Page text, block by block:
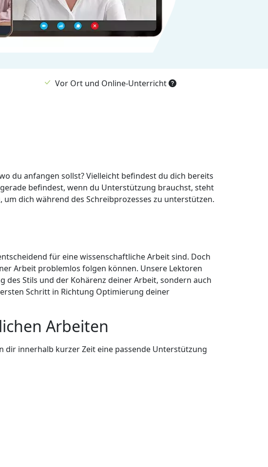
Vor Ort und Online-Unterricht
du anfangen sollst? Vielleicht befindest du dich bereits
befindest, wenn du Unterstützung brauchst, steht
dich während des Schreibprozesses zu unterstützen.
für eine wissenschaftliche Arbeit sind. Doch
Arbeit problemlos folgen können. Unsere Lektoren
Stils und der Kohärenz deiner Arbeit, sondern auch
Schritt in Richtung Optimierung deiner
Arbeiten
dir innerhalb kurzer Zeit eine passende Unterstützung